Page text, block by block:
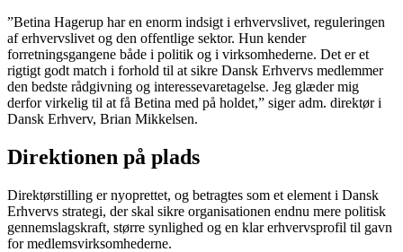
”Betina Hagerup har en enorm indsigt i erhvervslivet, reguleringen
af erhvervslivet og den offentlige sektor. Hun kender
forretningsgangene både i politik og i virksomhederne. Det er et
rigtigt godt match i forhold til at sikre Dansk Erhvervs medlemmer
den bedste rådgivning og interessevaretagelse. Jeg glæder mig
derfor virkelig til at få Betina med på holdet,” siger adm. direktør i
Dansk Erhverv, Brian Mikkelsen.
Direktionen på plads
Direktørstilling er nyoprettet, og betragtes som et element i Dansk
Erhvervs strategi, der skal sikre organisationen endnu mere politisk
gennemslagskraft, større synlighed og en klar erhvervsprofil til gavn
for medlemsvirksomhederne.